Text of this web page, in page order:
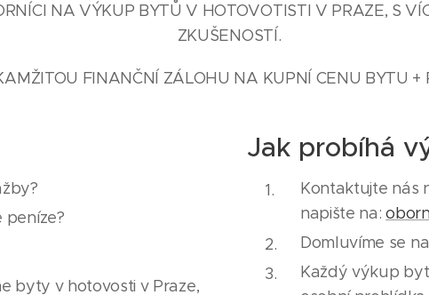
NA VÝKUP BYTŮ V HOTOVOTISTI V PRAZE, S
ZKUŠENOSTÍ.
FINANČNÍ ZÁLOHU NA KUPNÍ CENU BYTU +
peníze?
byty v hotovosti v Praze,
Jak probíhá
Kontaktujte nás
napište na:
Domluvíme se
Každý výkup